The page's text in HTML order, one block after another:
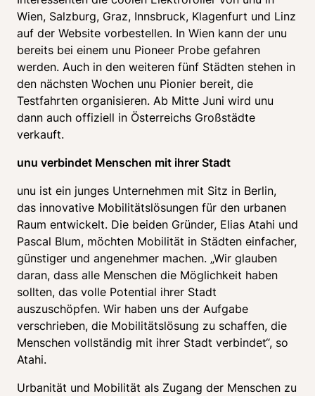
Wien, Salzburg, Graz, Innsbruck, Klagenfurt und Linz
auf der Website vorbestellen. In Wien kann der unu
bereits bei einem unu Pioneer Probe gefahren
werden. Auch in den weiteren fünf Städten stehen in
den nächsten Wochen unu Pionier bereit, die
Testfahrten organisieren. Ab Mitte Juni wird unu
dann auch offiziell in Österreichs Großstädte
verkauft.
unu verbindet Menschen mit ihrer Stadt
unu ist ein junges Unternehmen mit Sitz in Berlin,
das innovative Mobilitätslösungen für den urbanen
Raum entwickelt. Die beiden Gründer, Elias Atahi und
Pascal Blum, möchten Mobilität in Städten einfacher,
günstiger und angenehmer machen. „Wir glauben
daran, dass alle Menschen die Möglichkeit haben
sollten, das volle Potential ihrer Stadt
auszuschöpfen. Wir haben uns der Aufgabe
verschrieben, die Mobilitätslösung zu schaffen, die
Menschen vollständig mit ihrer Stadt verbindet“, so
Atahi.
Urbanität und Mobilität als Zugang der Menschen zu